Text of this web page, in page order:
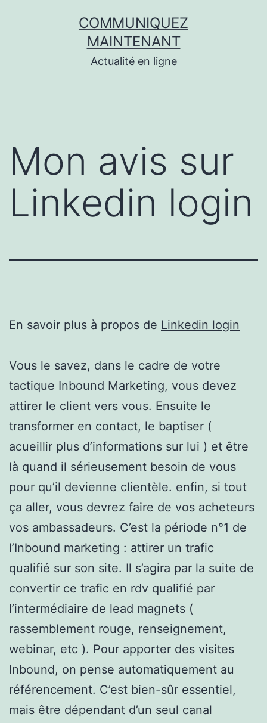
COMMUNIQUEZ
MAINTENANT
Actualité en ligne
Mon avis sur
Linkedin login
En savoir plus à propos de Linkedin login
Vous le savez, dans le cadre de votre
tactique Inbound Marketing, vous devez
attirer le client vers vous. Ensuite le
transformer en contact, le baptiser (
acueillir plus d’informations sur lui ) et être
là quand il sérieusement besoin de vous
pour qu’il devienne clientèle. enfin, si tout
ça aller, vous devrez faire de vos acheteurs
vos ambassadeurs. C’est la période n°1 de
l’Inbound marketing : attirer un trafic
qualifié sur son site. Il s’agira par la suite de
convertir ce trafic en rdv qualifié par
l’intermédiaire de lead magnets (
rassemblement rouge, renseignement,
webinar, etc ). Pour apporter des visites
Inbound, on pense automatiquement au
référencement. C’est bien-sûr essentiel,
mais être dépendant d’un seul canal